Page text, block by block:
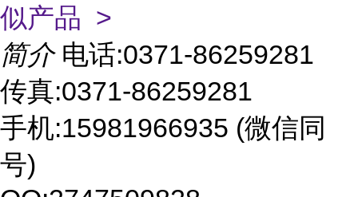
似产品 >
简介 电话:0371-86259281
传真:0371-86259281
手机:15981966935 (微信同
号)